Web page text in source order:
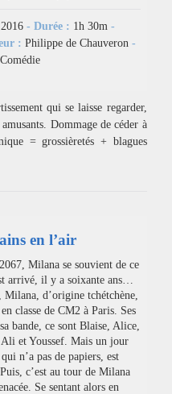
2016- Durée : 1h 30m-
:Philippe de Chauveron-
Comédie
qui se laisse regarder,
Dommage de céder à
= grossièretés + blagues
en l’air
Milana se souvient de ce
arrivé, il y a soixante ans…
Milana, d’origine tchétchène,
classe de CM2 à Paris. Ses
bande, ce sont Blaise, Alice,
et Youssef. Mais un jour
n’a pas de papiers, est
c’est au tour de Milana
Se sentant alors en